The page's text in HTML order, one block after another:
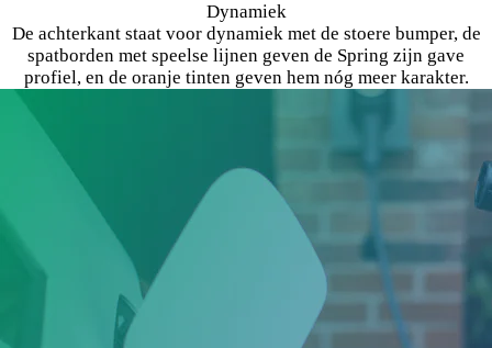
Dynamiek
De achterkant staat voor dynamiek met de stoere bumper, de
spatborden met speelse lijnen geven de Spring zijn gave
profiel, en de oranje tinten geven hem nóg meer karakter.